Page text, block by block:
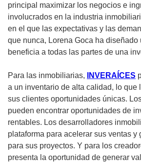
principal maximizar los negocios e
involucrados en la industria
en el que las expectativas y las
que nunca, Lorena Goca ha diseñado
beneficia a todas las partes de una
Para las inmobiliarias, INVERAÍCES
a un inventario de alta calidad, lo que
sus clientes oportunidades únicas.
pueden encontrar oportunidades de
rentables. Los desarrolladores
plataforma para acelerar sus ventas y
para sus proyectos. Y para los
presenta la oportunidad de generar